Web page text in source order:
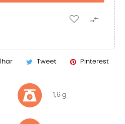

Tweet Pinterest
1,6 g